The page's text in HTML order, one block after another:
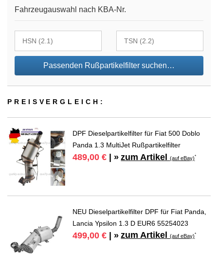
Fahrzeugauswahl nach KBA-Nr.
Passenden Rußpartikelfilter suchen…
PREIS­VER­GLEICH:
DPF Dieselpartikelfilter für Fiat 500 Doblo
Panda 1.3 MultiJet Rußpartikelfilter
489,00 € | » zum Artikel(auf eBay)*
NEU Dieselpartikelfilter DPF für Fiat Panda,
Lancia Ypsilon 1.3 D EUR6 55254023
499,00 € | » zum Artikel(auf eBay)*